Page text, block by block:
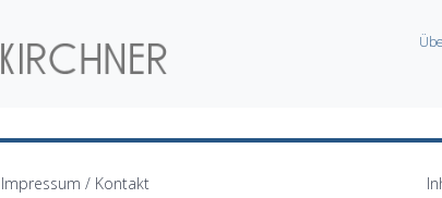
Impressum / Kontakt